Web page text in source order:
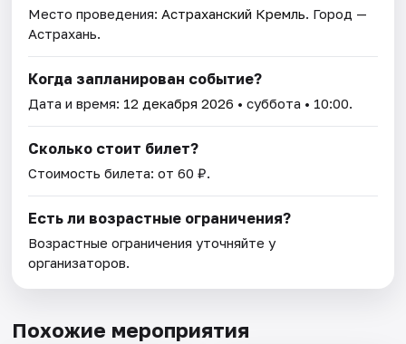
Место проведения:Астраханский Кремль. Город —
Астрахань.
Когда запланирован событие?
Дата и время: 12 декабря 2026 • суббота • 10:00.
Сколько стоит билет?
Стоимость билета: от 60 ₽.
Есть ли возрастные ограничения?
Возрастные ограничения уточняйте у
организаторов.
Похожие мероприятия